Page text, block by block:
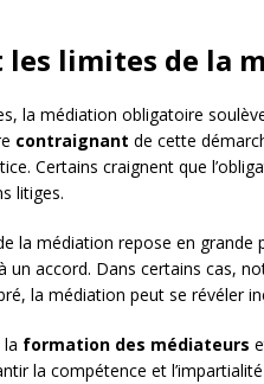
les limites de la
la médiation obligatoire
contraignant de cette
Certains craignent que
litiges.
la médiation repose en grande
un accord. Dans certains cas,
la médiation peut se révéler
formation des médiateurs
la compétence et